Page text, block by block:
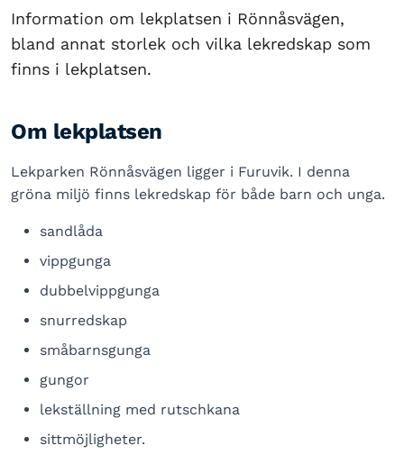
Information om lekplatsen i Rönnåsvägen,
bland annat storlek och vilka lekredskap som
finns i lekplatsen.
Om lekplatsen
Lekparken Rönnåsvägen ligger i Furuvik. I denna
gröna miljö finns lekredskap för både barn och unga.
sandlåda
vippgunga
dubbelvippgunga
snurredskap
småbarnsgunga
gungor
lekställning med rutschkana
sittmöjligheter.